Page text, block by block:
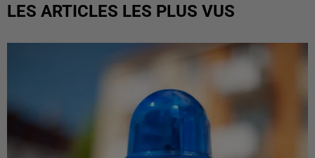
LES ARTICLES LES PLUS VUS